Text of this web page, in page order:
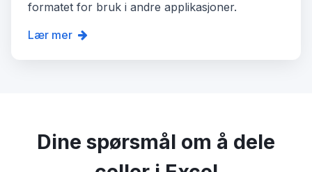
formatet for bruk i andre applikasjoner.
Lær mer
Dine spørsmål om å dele